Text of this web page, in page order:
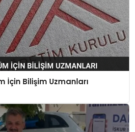
İçin Bilişim Uzmanları